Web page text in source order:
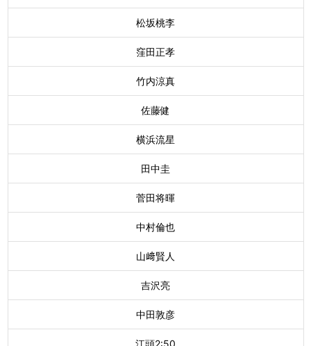
松坂桃李
窪田正孝
竹内涼真
佐藤健
横浜流星
田中圭
菅田将暉
中村倫也
山﨑賢人
吉沢亮
中田敦彦
江頭2:50